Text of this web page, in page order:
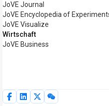
JoVE Journal
JoVE Encyclopedia of
JoVE Visualize
Wirtschaft
JoVE Business